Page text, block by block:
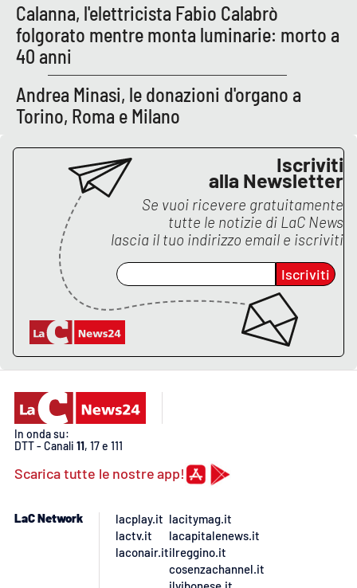
Calanna, l'elettricista Fabio Calabrò
folgorato mentre monta luminarie: morto a
40 anni
Andrea Minasi, le donazioni d'organo a
Torino, Roma e Milano
Iscriviti
alla Newsletter
Se vuoi ricevere gratuitamente
tutte le notizie di LaC News
lascia il tuo indirizzo email e iscriviti
Iscriviti
In onda su:
DTT - Canali 11, 17 e 111
Scarica tutte le nostre app!
LaC Network
lacplay.it
lactv.it
laconair.it
lacitymag.it
lacapitalenews.it
ilreggino.it
cosenzachannel.it